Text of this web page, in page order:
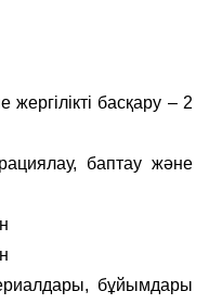
басқару – 2
баптау және
бұйымдары